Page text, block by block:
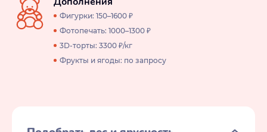
Фигурки: 150–1600 ₽
Фотопечать: 1000–1300 ₽
3D-торты: 3300 ₽/кг
Фрукты и ягоды: по запросу